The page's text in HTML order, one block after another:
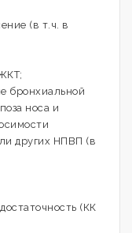
(в т.ч. в
бронхиальной
носа и
других НПВП (в
(КК